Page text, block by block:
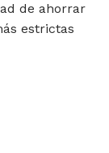
de ahorrar
estrictas